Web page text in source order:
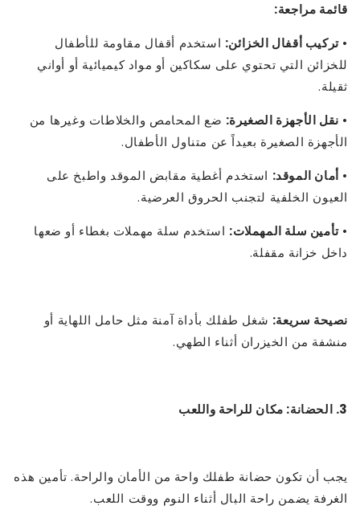
قائمة مراجعة:
تركيب أقفال الخزائن:استخدم أقفال مقاومة للأطفال
للخزائن التي تحتوي على سكاكين أو مواد كيميائية أو أواني
ثقيلة.
نقل الأجهزة الصغيرة:ضع المحامص والخلاطات وغيرها من
الأجهزة الصغيرة بعيداً عن متناول الأطفال.
أمان الموقد:استخدم أغطية مقابض الموقد واطبخ على
العيون الخلفية لتجنب الحروق العرضية.
تأمين سلة المهملات:استخدم سلة مهملات بغطاء أو ضعها
داخل خزانة مقفلة.
نصيحة سريعة:شغل طفلك بأداة آمنة مثل حامل اللهاية أو
منشفة من الخيزران أثناء الطهي.
3. الحضانة: مكان للراحة واللعب
يجب أن تكون حضانة طفلك واحة من الأمان والراحة. تأمين هذه
الغرفة يضمن راحة البال أثناء النوم ووقت اللعب.